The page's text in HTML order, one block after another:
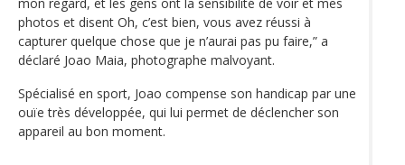
photos et disent Oh, c’est bien, vous avez réussi à
capturer quelque chose que je n’aurai pas pu faire,” a
déclaré Joao Maia, photographe malvoyant.
Spécialisé en sport, Joao compense son handicap par une
ouïe très développée, qui lui permet de déclencher son
appareil au bon moment.